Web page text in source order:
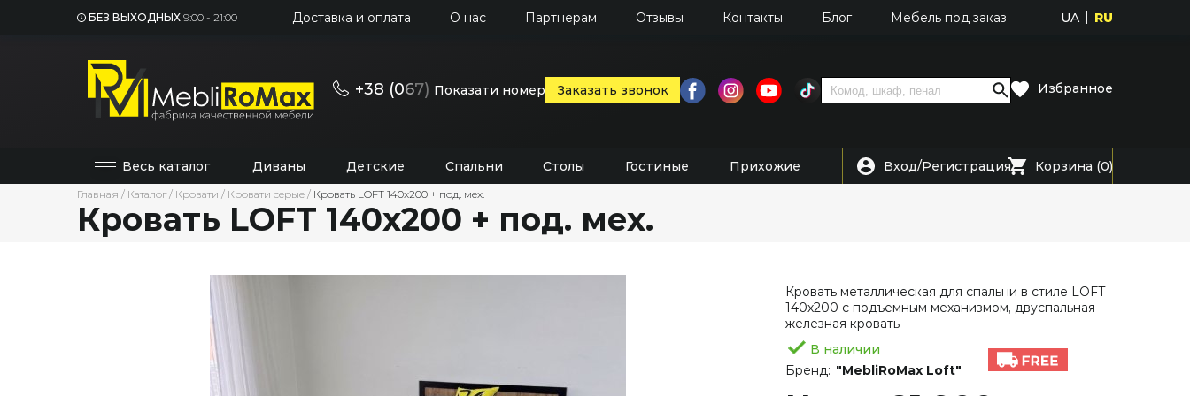
БЕЗ ВЫХОДНЫХ 9:00 - 21:00 Доставка и оплата О нас Партнерам Отзывы Контакты Блог Мебель под заказ UA RU
+38 (067) Показати номер Заказать звонок Избранное
Весь каталог Диваны Детские Спальни Столы Гостиные Прихожие Вход/Регистрация Корзина (0)
Главная / Каталог / Кровати / Кровати серые / Кровать LOFT 140х200 + под. мех.
Кровать LOFT 140х200 + под. мех.
Кровать металлическая для спальни в стиле LOFT
140х200 с подъемным механизмом, двуспальная
железная кровать
В наличии
Бренд: "MebliRoMax Loft"